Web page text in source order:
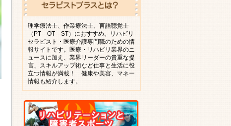
理学療法士、作業療法士、言語聴覚士
（PT OT ST）におすすめ。リハビリ
セラピスト・医療介護専門職のための情
報サイトです。医療・リハビリ業界のニ
ュースに加え、業界リーダーの貴重な提
言、スキルアップ術など仕事と生活に役
立つ情報が満載！ 健康や美容、マネー
情報も紹介します。